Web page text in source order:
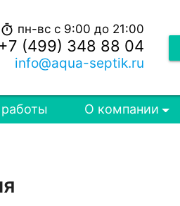
timer пн-вс с 9:00 до 21:00
+7 (499) 348 88 04
info@aqua-septik.ru
О компании